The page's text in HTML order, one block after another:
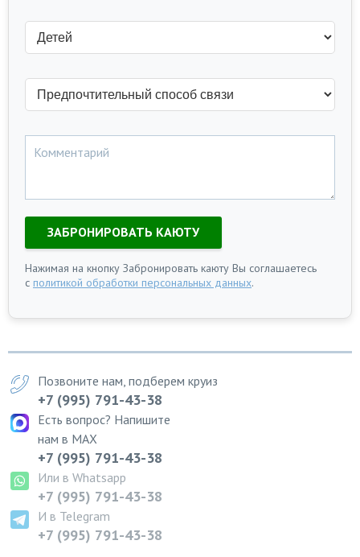
ЗАБРОНИРОВАТЬ КАЮТУ
Нажимая на кнопку Забронировать каюту Вы соглашаетесь
с политикой обработки персональных данных.
Позвоните нам, подберем круиз
+7 (995) 791-43-38
Есть вопрос? Напишите
нам в MAX
+7 (995) 791-43-38
Или в Whatsapp
+7 (995) 791-43-38
И в Telegram
+7 (995) 791-43-38